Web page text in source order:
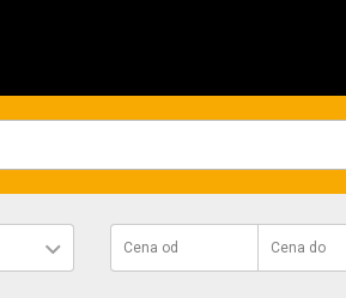
Cena od Cena do